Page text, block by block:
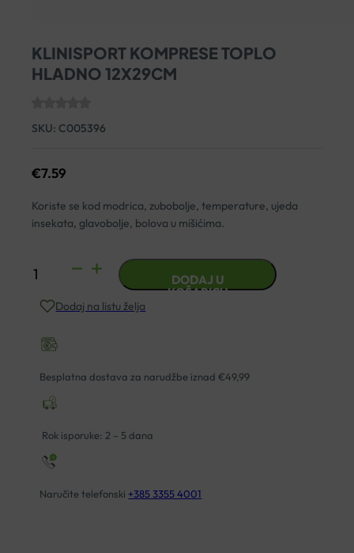
KLINISPORT KOMPRESE TOPLO
HLADNO 12X29CM
SKU: C005396
€7.59
Koriste se kod modrica, zubobolje, temperature, ujeda
insekata, glavobolje, bolova u mišićima.
KLINISPORT
TOPLO
12X29CM
količina
DODAJ U
KOŠARICU
Dodaj na listu želja
Besplatna dostava za narudžbe iznad €49,99
Rok isporuke: 2 – 5 dana
Naručite telefonski +385 3355 4001